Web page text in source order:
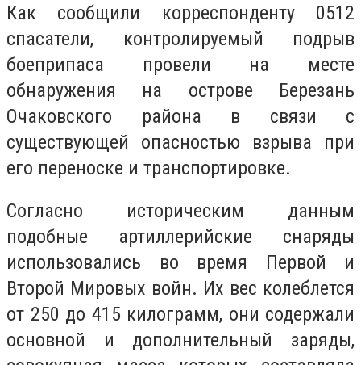
Как сообщили корреспонденту 0512
спасатели, контролируемый подрыв
боеприпаса провели на месте
обнаружения на острове Березань
Очаковского района в связи с
существующей опасностью взрыва при
его переноске и транспортировке.
Согласно историческим данным
подобные артиллерийские снаряды
использовались во время Первой и
Второй Мировых войн. Их вес колеблется
от 250 до 415 килограмм, они содержали
основной и дополнительный заряды,